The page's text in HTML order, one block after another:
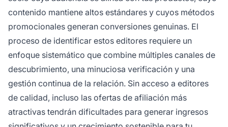
contenido mantiene altos estándares y cuyos métodos
promocionales generan conversiones genuinas. El
proceso de identificar estos editores requiere un
enfoque sistemático que combine múltiples canales de
descubrimiento, una minuciosa verificación y una
gestión continua de la relación. Sin acceso a editores
de calidad, incluso las ofertas de afiliación más
atractivas tendrán dificultades para generar ingresos